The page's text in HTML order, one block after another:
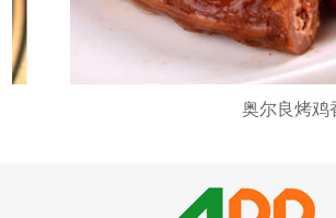
奥尔良烤鸡香精